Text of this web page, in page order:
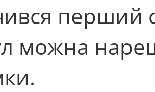
перший
можна